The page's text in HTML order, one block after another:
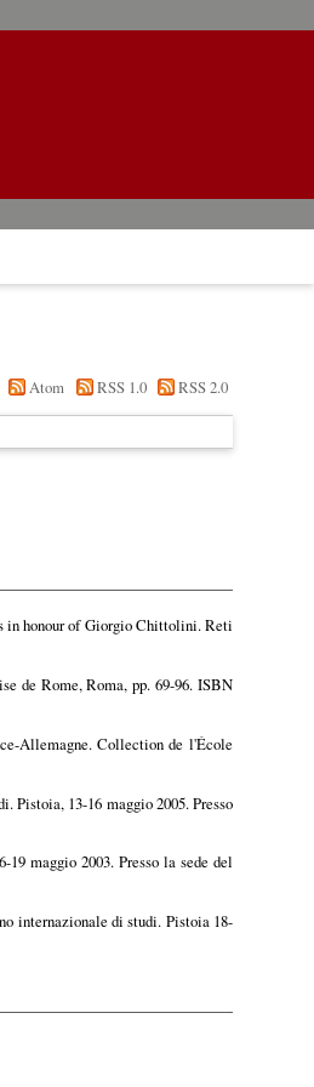
Atom RSS 1.0 RSS 2.0
in honour of Giorgio Chittolini. Reti
de Rome, Roma, pp. 69-96. ISBN
Allemagne. Collection de l'École
Pistoia, 13-16 maggio 2005. Presso
maggio 2003. Presso la sede del
internazionale di studi. Pistoia 18-